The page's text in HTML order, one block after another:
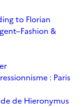
to Florian
&
: Paris
de Hieronymus